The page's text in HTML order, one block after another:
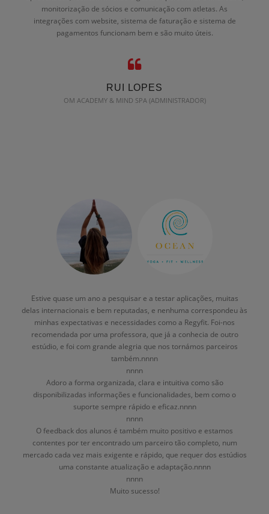
monitorização de sócios e comunicação com atletas. As
integrações com website, sistema de faturação e sistema de
pagamentos funcionam bem e são muito úteis.
RUI LOPES
OM ACADEMY & MIND SPA (ADMINISTRADOR)
Estive quase um ano a pesquisar e a testar aplicações, muitas
delas internacionais e bem reputadas, e nenhuma correspondeu às
minhas expectativas e necessidades como a Regyfit. Foi-nos
recomendada por uma professora, que já a conhecia de outro
estúdio, e foi com grande alegria que nos tornámos parceiros
também.nnnn
nnnn
Adoro a forma organizada, clara e intuitiva como são
disponibilizadas informações e funcionalidades, bem como o
suporte sempre rápido e eficaz.nnnn
nnnn
O feedback dos alunos é também muito positivo e estamos
contentes por ter encontrado um parceiro tão completo, num
mercado cada vez mais exigente e rápido, que requer dos estúdios
uma constante atualização e adaptação.nnnn
nnnn
Muito sucesso!